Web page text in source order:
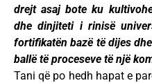
drejt asaj bote ku
dhe dinjiteti i rinisë
fortifikatën bazë të dijes
ballë të proceseve të një
Tani që po hedh hapat e